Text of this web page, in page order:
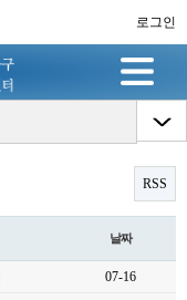
로그인
RSS
날짜
07-16